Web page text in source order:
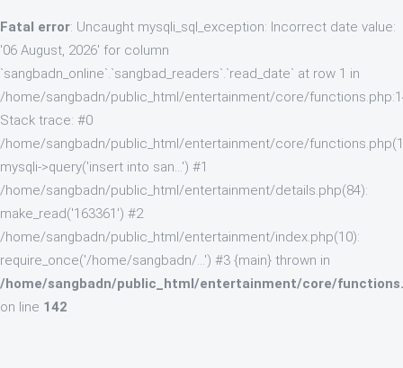
Fatal error: Uncaught mysqli_sql_exception: Incorrect date value:
'06 August, 2026' for column
`sangbadn_online`.`sangbad_readers`.`read_date` at row 1 in
/home/sangbadn/public_html/entertainment/core/
Stack trace: #0
/home/sangbadn/public_html/entertainment/core/
mysqli->query('insert into san...') #1
/home/sangbadn/public_html/entertainment/details.php(84):
make_read('163361') #2
/home/sangbadn/public_html/entertainment/index.php(10):
require_once('/home/sangbadn/...') #3 {main} thrown in
/home/sangbadn/public_html/entertainment/core/
on line 142